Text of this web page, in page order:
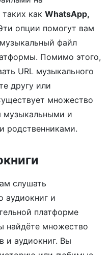
как WhatsApp,
опции помогут вам
файл
Помимо этого,
URL музыкального
другу или
множество
музыкальными и
родственниками.
слушать
аудиокниг и
платформе
найдёте множество
и аудиокниг. Вы